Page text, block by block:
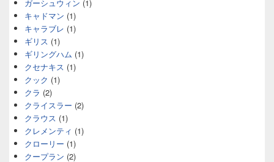
ガーシュウィン (1)
キャドマン (1)
キャラブレ (1)
ギリス (1)
ギリングハム (1)
クセナキス (1)
クック (1)
クラ (2)
クライスラー (2)
クラウス (1)
クレメンティ (1)
クローリー (1)
クープラン (2)